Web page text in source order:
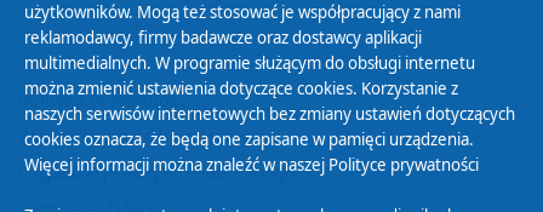
Polityka Prywatności
Zasady korzystania z Serwisu
Organizacje Pożytku Publicznego
użytkowników. Mogą też stosować je współpracujący z nami
reklamodawcy, firmy badawcze oraz dostawcy aplikacji
multimedialnych. W programie służącym do obsługi internetu
można zmienić ustawienia dotyczące cookies. Korzystanie z
naszych serwisów internetowych bez zmiany ustawień dotyczących
cookies oznacza, że będą one zapisane w pamięci urządzenia.
Więcej informacji można znaleźć w naszej Polityce prywatności